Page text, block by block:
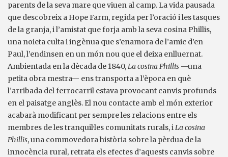
parents de la seva mare que viuen al camp. La vida pausada
que descobreix a Hope Farm, regida per l’oració i les tasques
de la granja, i l’amistat que forja amb la seva cosina Phillis,
una noieta culta i ingènua que s’enamora de l’amic d’en
Paul, l’endinsen en un món nou que el deixa enlluernat.
Ambientada en la dècada de 1840,La cosina Phillis —una
petita obra mestra— ens transporta a l’època en què
l’arribada del ferrocarril estava provocant canvis profunds
en el paisatge anglès. El nou contacte amb el món exterior
acabarà modificant per sempre les relacions entre els
membres de les tranquil·les comunitats rurals, iLa cosina
Phillis, una commovedora història sobre la pèrdua de la
innocència rural, retrata els efectes d’aquests canvis sobre